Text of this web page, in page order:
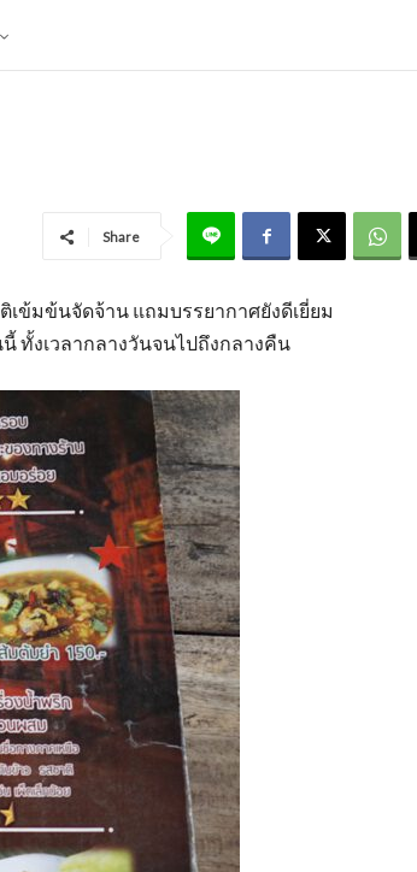
Share
ข้มข้นจัดจ้าน แถมบรรยากาศยังดีเยี่ยม
ทั้งเวลากลางวันจนไปถึงกลางคืน